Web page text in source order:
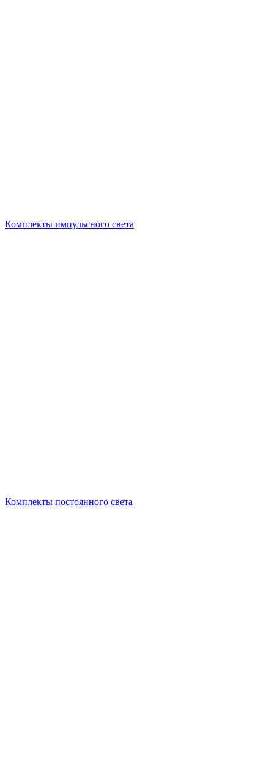
Комплекты импульсного света
Комплекты постоянного света